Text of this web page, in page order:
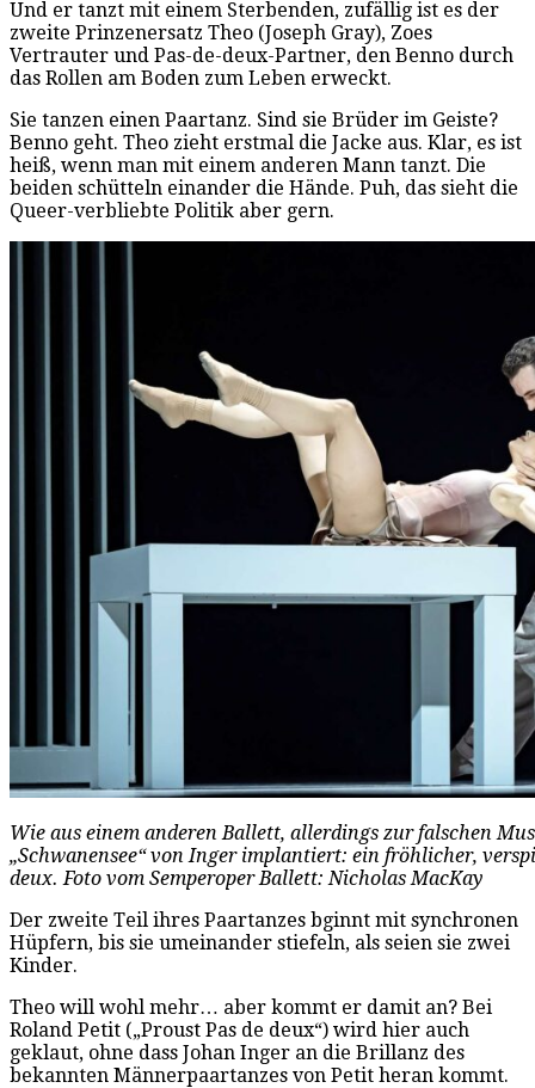
Und er tanzt mit einem Sterbenden, zufällig ist es der
zweite Prinzenersatz Theo (Joseph Gray), Zoes
Vertrauter und Pas-de-deux-Partner, den Benno durch
das Rollen am Boden zum Leben erweckt.
Sie tanzen einen Paartanz. Sind sie Brüder im Geiste?
Benno geht. Theo zieht erstmal die Jacke aus. Klar, es ist
heiß, wenn man mit einem anderen Mann tanzt. Die
beiden schütteln einander die Hände. Puh, das sieht die
Queer-verbliebte Politik aber gern.
Wie aus einem anderen Ballett, allerdings zur falschen
„Schwanensee“ von Inger implantiert: ein fröhlicher,
deux. Foto vom Semperoper Ballett: Nicholas MacKay
Der zweite Teil ihres Paartanzes bginnt mit synchronen
Hüpfern, bis sie umeinander stiefeln, als seien sie zwei
Kinder.
Theo will wohl mehr… aber kommt er damit an? Bei
Roland Petit („Proust Pas de deux“) wird hier auch
geklaut, ohne dass Johan Inger an die Brillanz des
bekannten Männerpaartanzes von Petit heran kommt.